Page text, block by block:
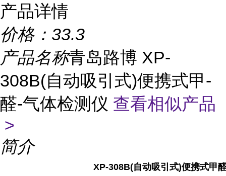
产品详情
价格： 33.3
产品名称青岛路博 XP-
308B(自动吸引式)便携式甲-
醛-气体检测仪 查看相似产品
>
简介
XP-308B(自动吸引式)便携式甲